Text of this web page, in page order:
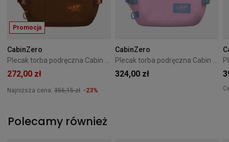
Promocja
CabinZero
Plecak torba podręczna Cabin Zero ADV 32L Saigon Coffee
272,00 zł
Najniższa cena: 356,15 zł -23%
CabinZero
Plecak torba podręczna Cabin Zero ADV Pro 32L Sakura
324,00 zł
Polecamy również